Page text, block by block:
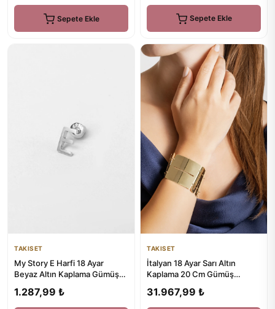
Sepete Ekle Sepete Ekle
TAKISET
My Story E Harfi 18 Ayar
Beyaz Altın Kaplama Gümüş
1.287,99 ₺
TAKISET
İtalyan 18 Ayar Sarı Altın
Kaplama 20 Cm Gümüş
31.967,99 ₺